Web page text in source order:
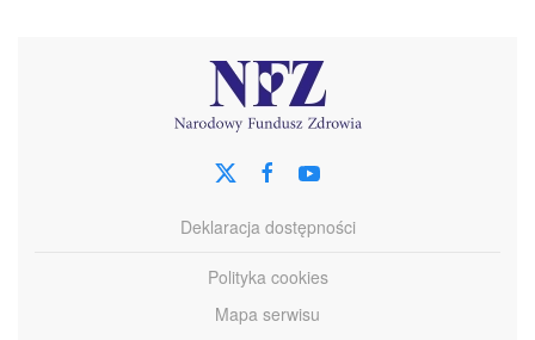
Deklaracja dostępności
Polityka cookies
Mapa serwisu